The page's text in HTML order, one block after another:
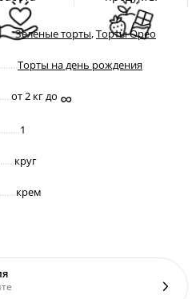
Зелёные торты,Торты Орео
Торты на день рождения
от 2 кг до ∞
1
круг
крем